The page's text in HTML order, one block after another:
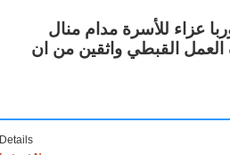
عزاء للأسرة مدام منال
العمل القبطي واثقين من ان
Details